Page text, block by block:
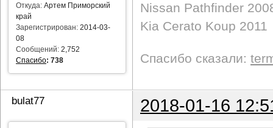
Откуда: Артем Приморский
край
Зарегистрирован: 2014-03-
08
Сообщений: 2,752
Спасибо: 738
Nissan Pathfinder
Kia Cerato Koup 2011
Спасибо сказали:
bulat77 2018-01-16